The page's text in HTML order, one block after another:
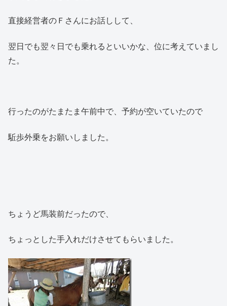
直接経営者のＦさんにお話しして、
翌日でも翌々日でも乗れるといいかな、位に考えていまし
た。
行ったのがたまたま午前中で、予約が空いていたので
駈歩外乗をお願いしました。
ちょうど馬装前だったので、
ちょっとした手入れだけさせてもらいました。